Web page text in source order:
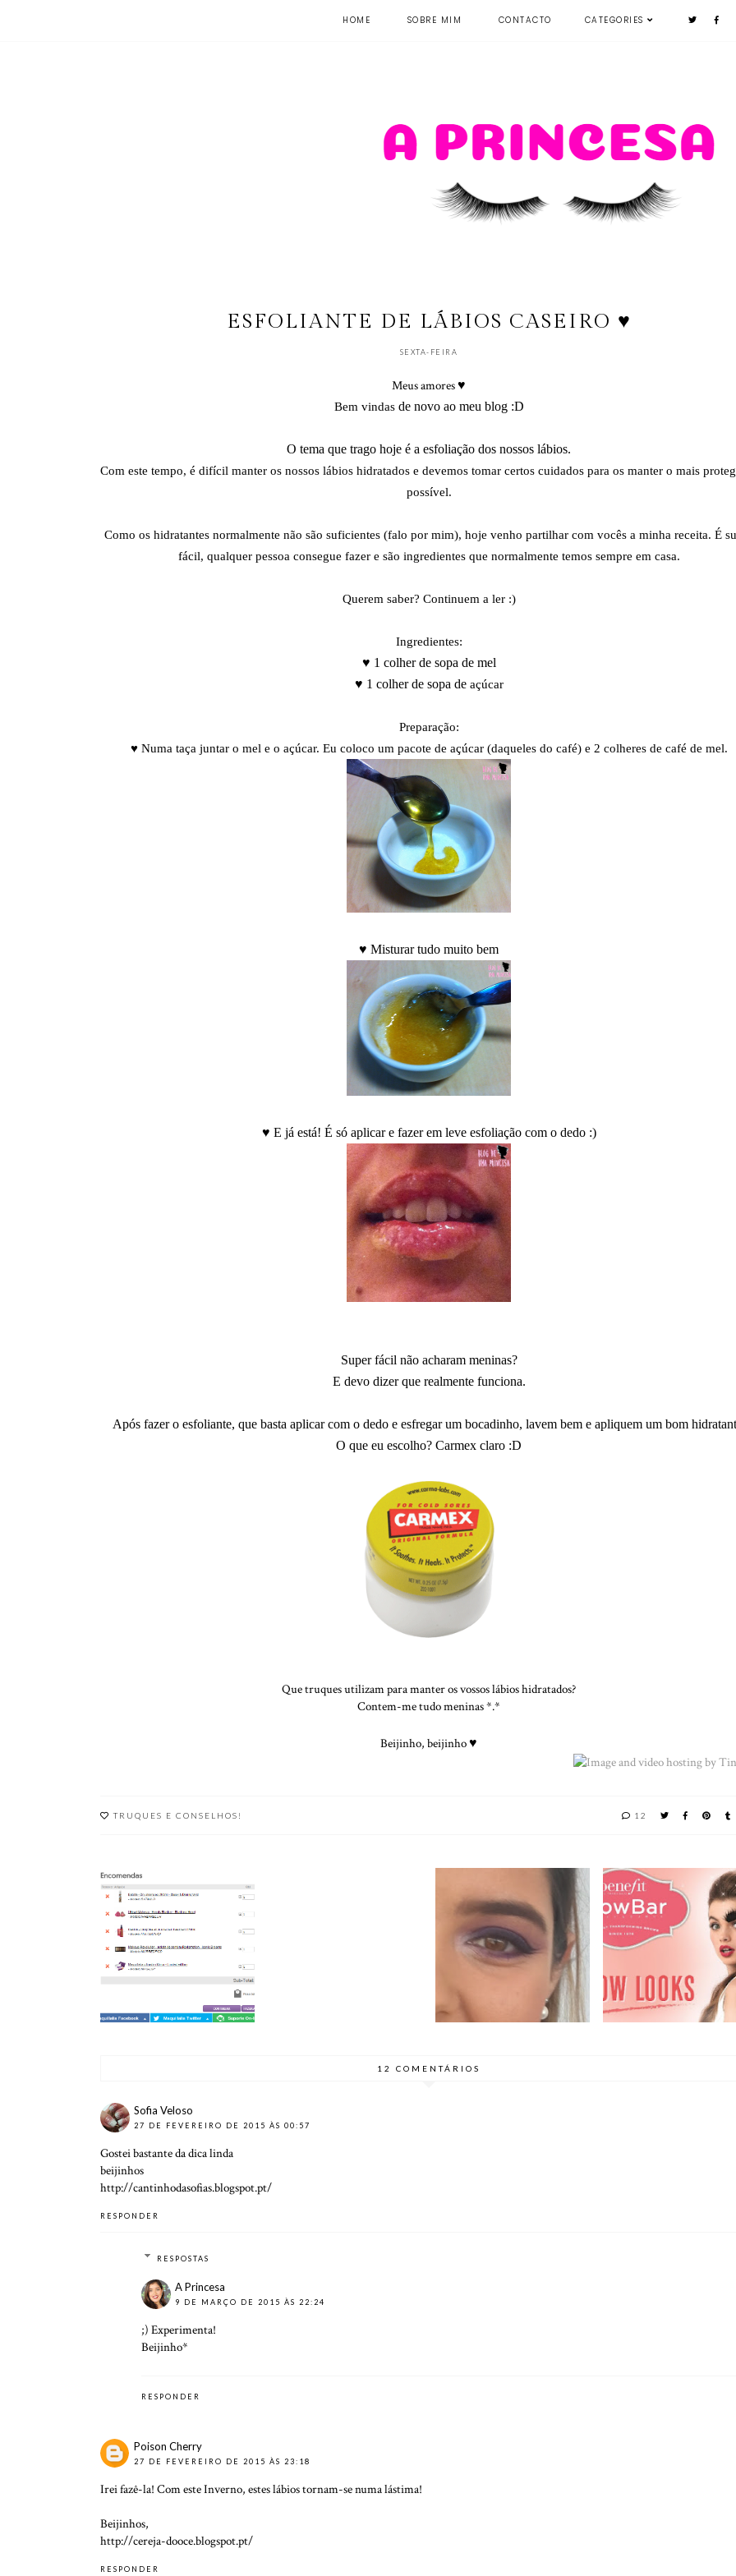
HOME SOBRE MIM CONTACTO CATEGORIES
ESFOLIANTE DE LÁBIOS CASEIRO ♥
SEXTA-FEIRA
Meus amores♥
Bem vindasde novo ao meu blog :D
O tema que trago hoje é a esfoliação dos nossos lábios.
Com este tempo, é difícil manter os nossos lábios hidratados e devemos tomar certos cuidados para os manter o mais
possível.
Como os hidratantes normalmente não são suficientes (falo por mim), hoje venho partilhar com vocês a minha receita. É
fácil, qualquer pessoa consegue fazer e são ingredientes que normalmente temos sempre em casa.
Querem saber? Continuem a ler :)
Ingredientes:
♥ 1 colher de sopa de mel
♥ 1 colher de sopa de açúcar
Preparação:
♥ Numa taça juntar o mel e o açúcar. Eu coloco um pacote de açúcar (daqueles do café) e 2 colheres de café de mel.
♥ Misturar tudo muito bem
♥ E já está! É só aplicar e fazer em leve esfoliação com o dedo :)
Super fácil não acharam meninas?
E devo dizer que realmente funciona.
Após fazer o esfoliante, que basta aplicar com o dedo e esfregar um bocadinho, lavem bem e apliquem um bom
O que eu escolho? Carmex claro :D
Que truques utilizam para manter os vossos lábios hidratados?
Contem-me tudo meninas *.*
Beijinho, beijinho♥
12
TRUQUES E CONSELHOS!
COMPRAS ONLINE ♥
MAQUILLALIA
DICAS PARA
DIFERENTES
FORMATOS DE OLHOS
BROW BAR DA
BENEFIT | OPINIÃO
12 COMENTÁRIOS
Sofia Veloso
27 DE FEVEREIRO DE 2015 ÀS 00:57
Gostei bastante da dica linda
beijinhos
http://cantinhodasofias.blogspot.pt/
RESPONDER
RESPOSTAS
A Princesa
9 DE MARÇO DE 2015 ÀS 22:24
;) Experimenta!
Beijinho*
RESPONDER
Poison Cherry
27 DE FEVEREIRO DE 2015 ÀS 23:18
Irei fazê-la! Com este Inverno, estes lábios tornam-se numa lástima!
Beijinhos,
http://cereja-dooce.blogspot.pt/
RESPONDER